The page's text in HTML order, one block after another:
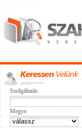
Szolgáltatás:
Megye: